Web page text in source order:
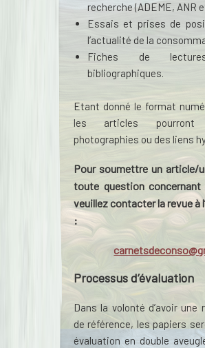
recherche (ADEME, ANR
Essais et prises de
l’actualité de la
Fiches de
bibliographiques.
Etant donné le format
les articles pourront
photographies ou des liens
Pour soumettre un article/
toute question
veuillez contacter la revue à
:
Processus d’évaluation
Dans la volonté d’avoir une
de référence, les papiers
évaluation en double